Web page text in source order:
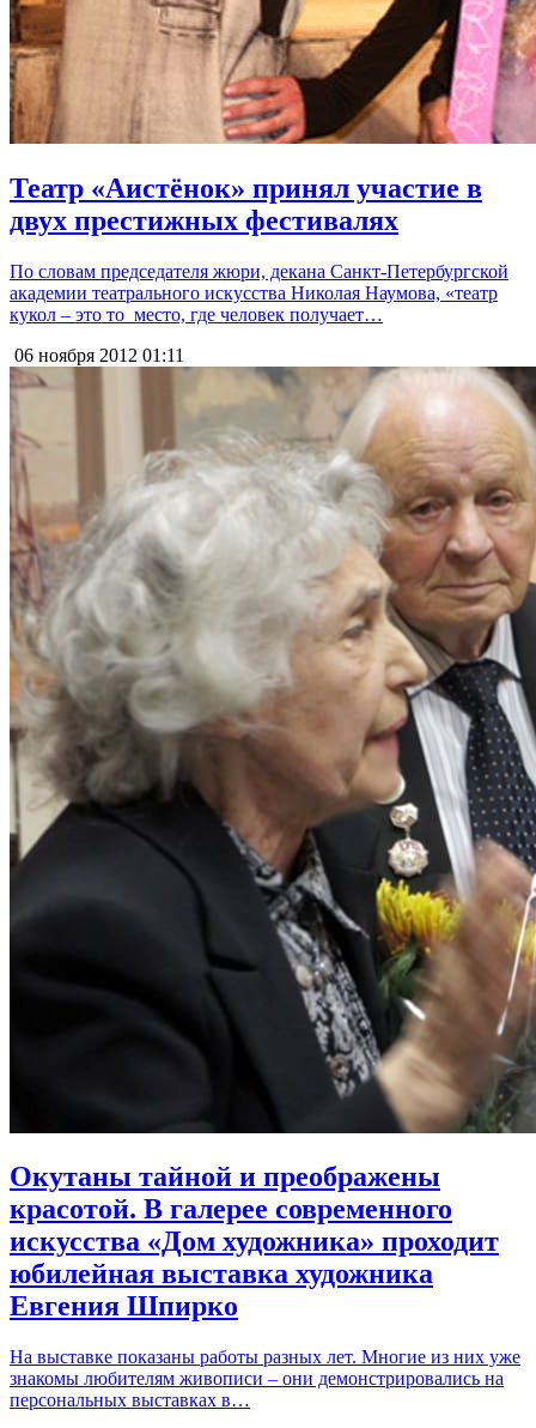
Театр «Аистёнок» принял участие в
двух престижных фестивалях
По словам председателя жюри, декана Санкт-Петербургской
академии театрального искусства Николая Наумова, «театр
кукол – это то место, где человек получает…
06 ноября 2012 01:11
Окутаны тайной и преображены
красотой. В галерее современного
искусства «Дом художника» проходит
юбилейная выставка художника
Евгения Шпирко
На выставке показаны работы разных лет. Многие из них уже
знакомы любителям живописи – они демонстрировались на
персональных выставках в…